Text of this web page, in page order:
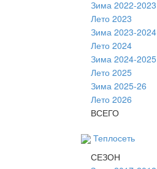
Зима 2022-2023
Лето 2023
Зима 2023-2024
Лето 2024
Зима 2024-2025
Лето 2025
Зима 2025-26
Лето 2026
ВСЕГО
Теплосеть
СЕЗОН